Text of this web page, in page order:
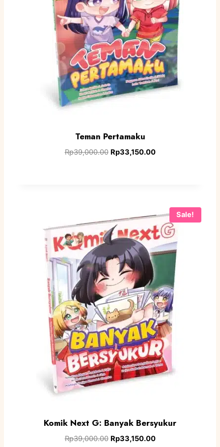
Teman Pertamaku
Rp39,000.00 Rp33,150.00
Sale!
Komik Next G: Banyak Bersyukur
Rp39,000.00 Rp33,150.00